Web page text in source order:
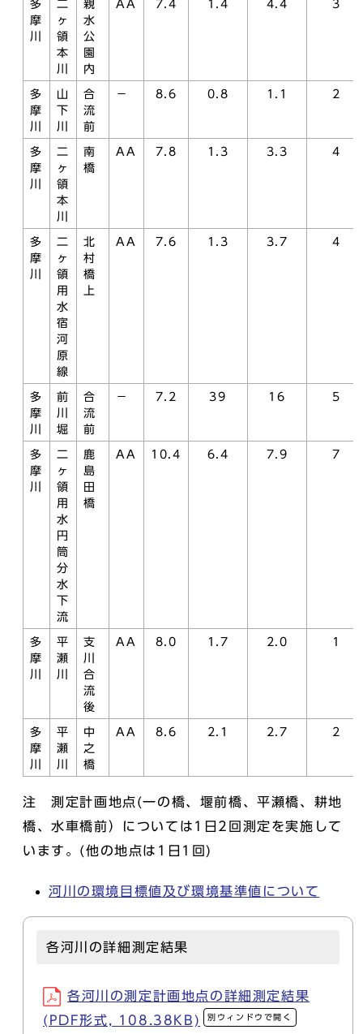
多
摩
川
二
ヶ
領
本
川
親
水
公
園
内
AA 7.4 1.4 4.4 3
多
摩
川
山
下
川
合
流
前
－ 8.6 0.8 1.1 2
多
摩
川
二
ヶ
領
本
川
南
橋
AA 7.8 1.3 3.3 4
多
摩
川
二
ヶ
領
用
水
宿
河
原
線
北
村
橋
上
AA 7.6 1.3 3.7 4
多
摩
川
前
川
堀
合
流
前
－ 7.2 39 16 5
多
摩
川
二
ヶ
領
用
水
円
筒
分
水
下
流
鹿
島
田
橋
AA 10.4 6.4 7.9 7
多
摩
川
平
瀬
川
支
川
合
流
後
AA 8.0 1.7 2.0 1
多
摩
川
平
瀬
川
中
之
橋
AA 8.6 2.1 2.7 2
注 測定計画地点(一の橋、堰前橋、平瀬橋、耕地
橋、水車橋前）については1日2回測定を実施して
います。(他の地点は1日1回)
河川の環境目標値及び環境基準値について
各河川の詳細測定結果
各河川の測定計画地点の詳細測定結果
(PDF形式, 108.38KB)
別ウィンドウで開く